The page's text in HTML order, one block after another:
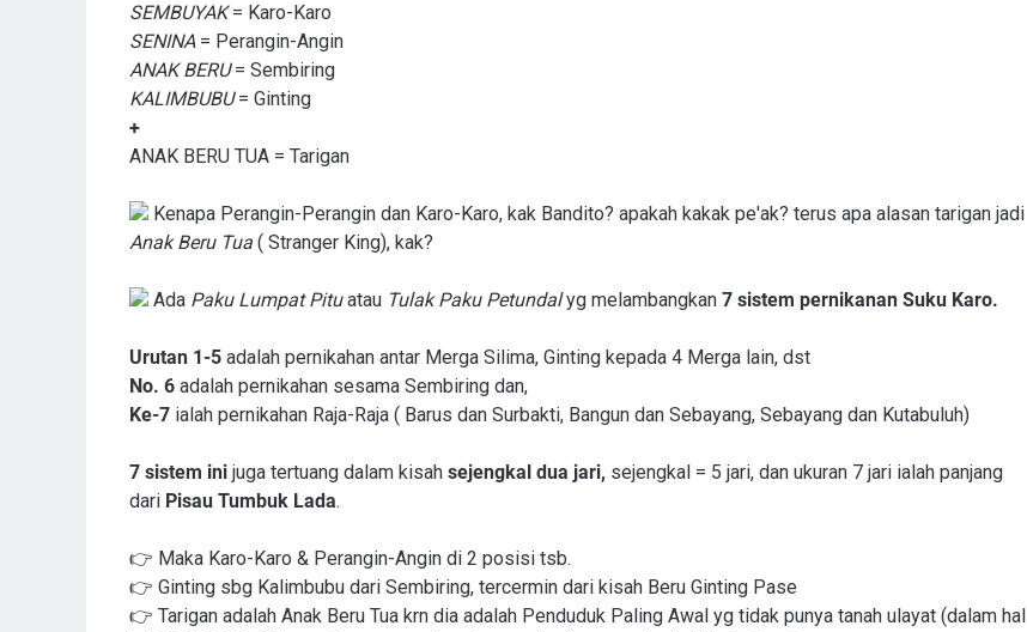
SEMBUYAK= Karo-Karo
SENINA = Perangin-Angin
ANAK BERU= Sembiring
KALIMBUBU= Ginting
+
ANAK BERU TUA = Tarigan
Kenapa Perangin-Perangin dan Karo-Karo, kak Bandito? apakah kakak pe'ak? terus apa alasan tarigan jadi
Anak Beru Tua ( Stranger King), kak?
Ada Paku Lumpat Pituatau Tulak Paku Petundalyg melambangkan 7 sistem pernikanan Suku Karo.
Urutan 1-5 adalah pernikahan antar Merga Silima, Ginting kepada 4 Merga lain, dst
No. 6 adalah pernikahan sesama Sembiring dan,
Ke-7 ialah pernikahan Raja-Raja ( Barus dan Surbakti, Bangun dan Sebayang, Sebayang dan Kutabuluh)
7 sistem ini juga tertuang dalam kisah sejengkal dua jari, sejengkal = 5 jari, dan ukuran 7 jari ialah panjang
dari Pisau Tumbuk Lada.
👉 Maka Karo-Karo & Perangin-Angin di 2 posisi tsb.
👉 Ginting sbg Kalimbubu dari Sembiring, tercermin dari kisah Beru Ginting Pase
👉 Tarigan adalah Anak Beru Tua krn dia adalah Penduduk Paling Awal yg tidak punya tanah ulayat (dalam hal